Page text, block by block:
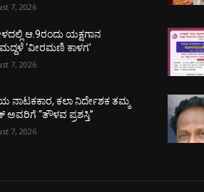
7, 2026
ಆ.9ರಂದು ಯಕ್ಷಗಾನ
‘ವೀರಮಣಿ ಕಾಳಗ’
7, 2026
ನಾಟಕಕಾರ, ಕಲಾ ನಿರ್ದೇಶಕ ತಮ್ಮ
ಅವರಿಗೆ “ತೌಳವ ಪ್ರಶಸ್ತಿ”
7, 2026